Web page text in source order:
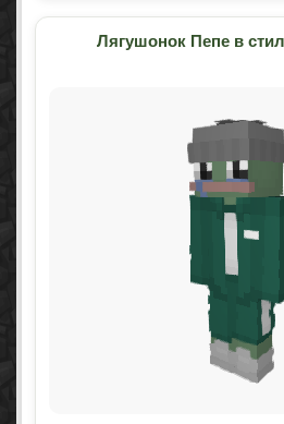
Лягушонок Пепе в